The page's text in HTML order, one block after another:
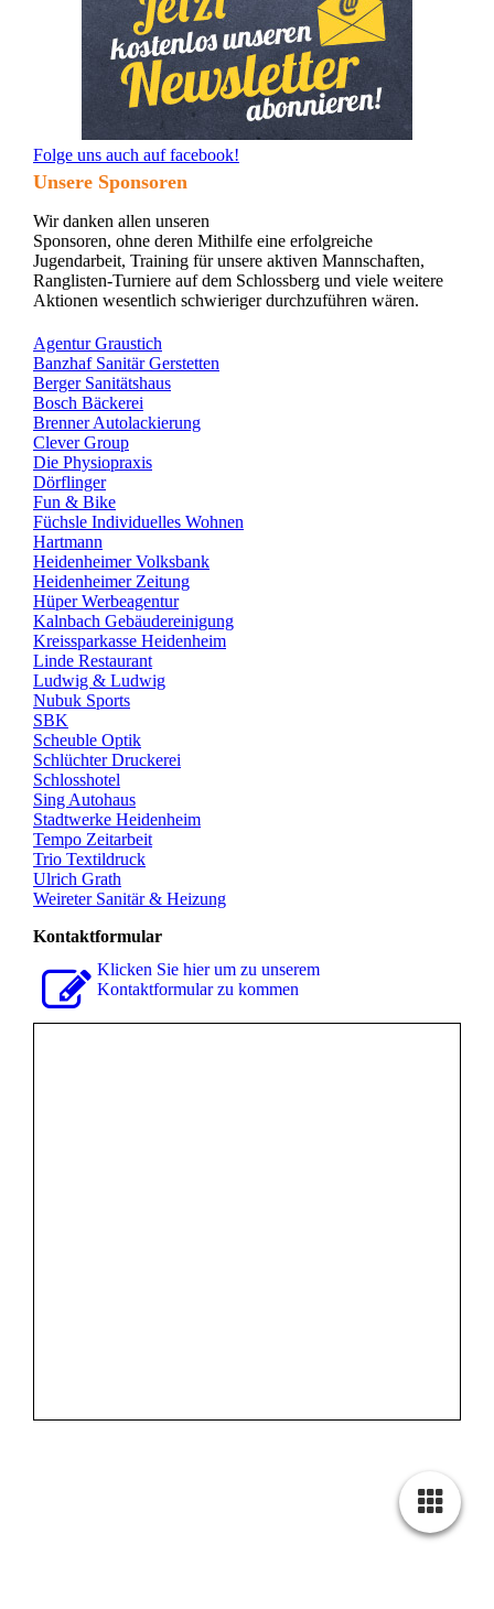
Folge uns auch auf facebook!
Unsere Sponsoren
Wir danken allen unseren
Sponsoren, ohne deren Mithilfe eine erfolgreiche
Jugendarbeit, Training für unsere aktiven Mannschaften,
Ranglisten-Turniere auf dem Schlossberg und viele weitere
Aktionen wesentlich schwieriger durchzuführen wären.
Agentur Graustich
Banzhaf Sanitär Gerstetten
Berger Sanitätshaus
Bosch Bäckerei
Brenner Autolackierung
Clever Group
Die Physiopraxis
Dörflinger
Fun & Bike
Füchsle Individuelles Wohnen
Hartmann
Heidenheimer Volksbank
Heidenheimer Zeitung
Hüper Werbeagentur
Kalnbach Gebäudereinigung
Kreissparkasse Heidenheim
Linde Restaurant
Ludwig & Ludwig
Nubuk Sports
SBK
Scheuble Optik
Schlüchter Druckerei
Schlosshotel
Sing Autohaus
Stadtwerke Heidenheim
Tempo Zeitarbeit
Trio Textildruck
Ulrich Grath
Weireter Sanitär & Heizung
Kontaktformular
Klicken Sie hier um zu unserem
Kon­takt­for­mu­lar zu kommen